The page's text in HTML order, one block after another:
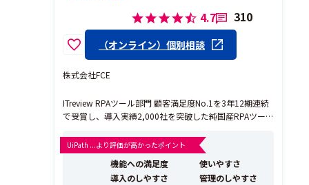
4.7 310
（オンライン）個別相談
株式会社FCE
ITreview RPAツール部門 顧客満足度No.1を3年12期連続
で受賞し、導入実績2,000社を突破した純国産RPAツー
要で、現場の事務職が自らロボットを作成し、日々の業
務効率化を実現できる直感的な操作性が特徴です。 他社
ツールと比較した際の最大の強みは...
UiPath ...より評価が高かったポイント
機能への満足度
使いやすさ
導入のしやすさ
管理のしやすさ